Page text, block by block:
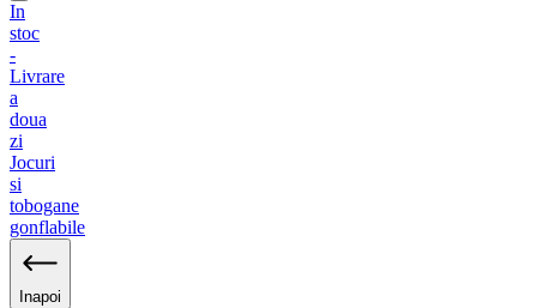
In
stoc
-
Livrare
a
doua
zi
Jocuri
si
tobogane
gonflabile
Inapoi